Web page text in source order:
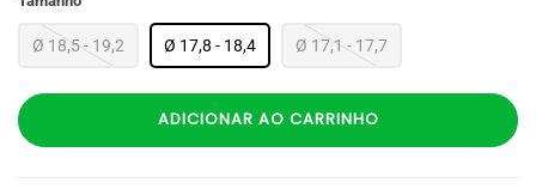
Ø 18,5 - 19,2 Ø 17,8 - 18,4 Ø 17,1 - 17,7
ADICIONAR AO CARRINHO